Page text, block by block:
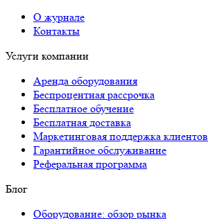
О журнале
Контакты
Услуги компании
Аренда оборудования
Беспроцентная рассрочка
Бесплатное обучение
Бесплатная доставка
Маркетинговая поддержка клиентов
Гарантийное обслуживание
Реферальная программа
Блог
Оборудование: обзор рынка